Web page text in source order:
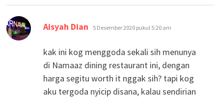
Aisyah Dian berkata:
5 Desember 2020 pukul 5:20 am
kak ini kog menggoda sekali sih menunya
di Namaaz dining restaurant ini, dengan
harga segitu worth it nggak sih? tapi kog
aku tergoda nyicip disana, kalau sendirian